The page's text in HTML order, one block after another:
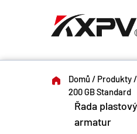
Domů / Produkty/
200 GB Standard
Řada
armatur